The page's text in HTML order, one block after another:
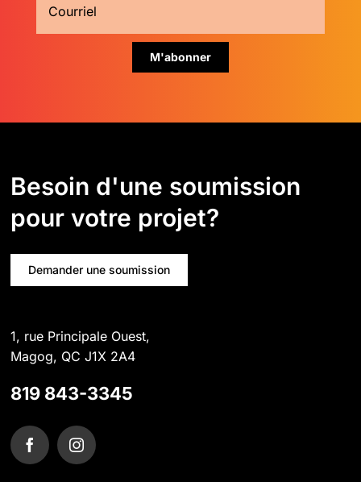
Besoin d'une soumission
pour votre projet?
Demander une soumission
1, rue Principale Ouest,
Magog, QC J1X 2A4
819 843-3345